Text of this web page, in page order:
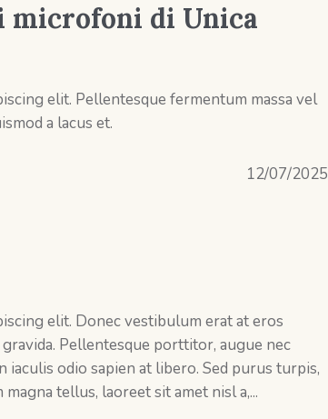
microfoni di Unica
elit. Pellentesque fermentum massa vel
a lacus et.
12/07/2025
elit. Donec vestibulum erat at eros
Pellentesque porttitor, augue nec
odio sapien at libero. Sed purus turpis,
tellus, laoreet sit amet nisl a,...